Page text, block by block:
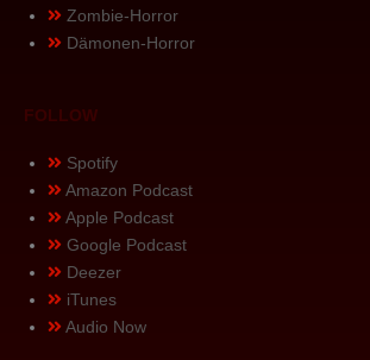
Zombie-Horror
Dämonen-Horror
FOLLOW
Spotify
Amazon Podcast
Apple Podcast
Google Podcast
Deezer
iTunes
Audio Now